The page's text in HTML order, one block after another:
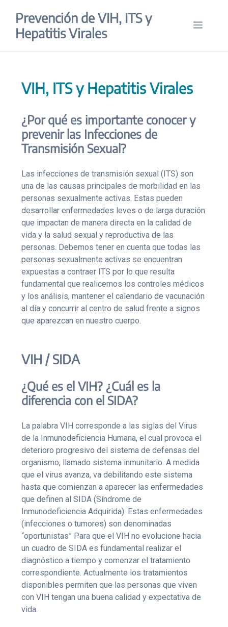
contenido
Prevención de VIH, ITS y
Hepatitis Virales
Menú
VIH, ITS y Hepatitis Virales
¿Por qué es importante conocer y
prevenir las Infecciones de
Transmisión Sexual?
Las infecciones de transmisión sexual (ITS) son
una de las causas principales de morbilidad en las
personas sexualmente activas. Estas pueden
desarrollar enfermedades leves o de larga duración
que impactan de manera directa en la calidad de
vida y la salud sexual y reproductiva de las
personas. Debemos tener en cuenta que todas las
personas sexualmente activas se encuentran
expuestas a contraer ITS por lo que resulta
fundamental que realicemos los controles médicos
y los análisis, mantener el calendario de vacunación
al día y concurrir al centro de salud frente a signos
que aparezcan en nuestro cuerpo.
VIH / SIDA
¿Qué es el VIH? ¿Cuál es la
diferencia con el SIDA?
La palabra VIH corresponde a las siglas del Virus
de la Inmunodeficiencia Humana, el cual provoca el
deterioro progresivo del sistema de defensas del
organismo, llamado sistema inmunitario. A medida
que el virus avanza, va debilitando este sistema
hasta que comienzan a aparecer las enfermedades
que definen al SIDA (Síndrome de
Inmunodeficiencia Adquirida). Estas enfermedades
(infecciones o tumores) son denominadas
“oportunistas” Para que el VIH no evolucione hacia
un cuadro de SIDA es fundamental realizar el
diagnóstico a tiempo y comenzar el tratamiento
correspondiente. Actualmente los tratamientos
disponibles permiten que las personas que viven
con VIH tengan una buena calidad y expectativa de
vida.